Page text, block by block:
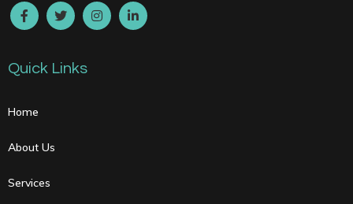
Quick Links
Home
About Us
Services